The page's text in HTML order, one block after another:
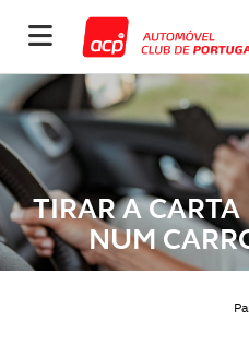
TIRAR A
NUM